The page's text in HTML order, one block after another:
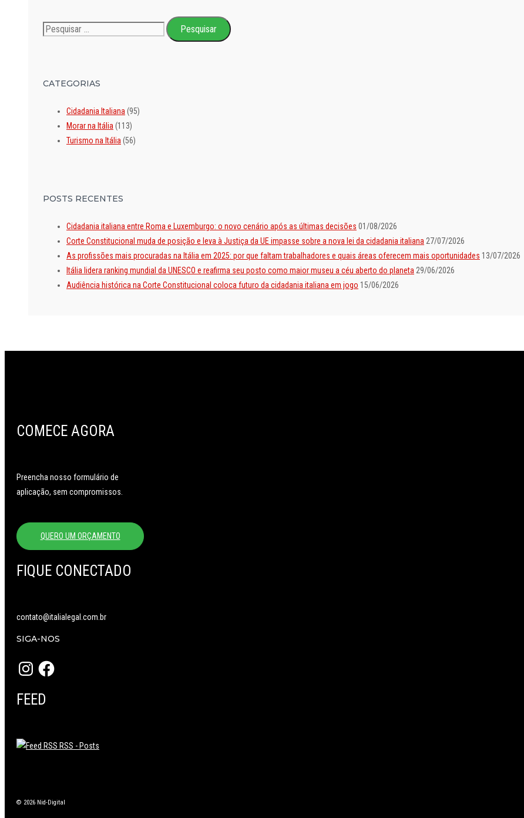
por:
CATEGORIAS
Cidadania Italiana (95)
Morar na Itália (113)
Turismo na Itália (56)
POSTS RECENTES
Cidadania italiana entre Roma e Luxemburgo: o novo cenário após as últimas decisões 01/08/2026
Corte Constitucional muda de posição e leva à Justiça da UE impasse sobre a nova lei da cidadania italiana 27/07/2026
As profissões mais procuradas na Itália em 2025: por que faltam trabalhadores e quais áreas oferecem mais oportunidades 13/07/2026
Itália lidera ranking mundial da UNESCO e reafirma seu posto como maior museu a céu aberto do planeta 29/06/2026
Audiência histórica na Corte Constitucional coloca futuro da cidadania italiana em jogo 15/06/2026
COMECE AGORA
Preencha nosso formulário de
aplicação, sem compromissos.
QUERO UM ORÇAMENTO
FIQUE CONECTADO
contato@italialegal.com.br
SIGA-NOS
InstagramFacebook
FEED
RSS - Posts
© 2026 Nid-Digital